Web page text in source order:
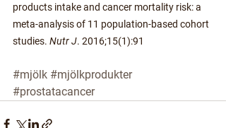
products intake and cancer mortality risk: a
meta-analysis of 11 population-based cohort
studies. Nutr J. 2016;15(1):91
#mjölk #mjölkprodukter
#prostatacancer